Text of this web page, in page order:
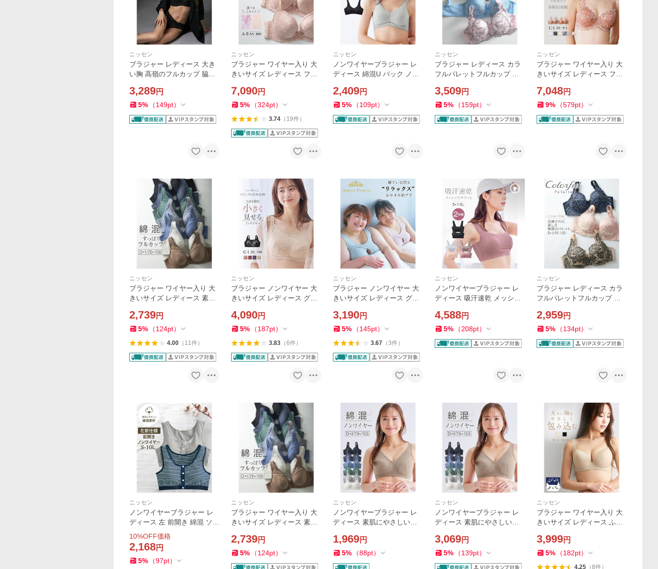
ニッセン
ブラジャー レディース 大き
い胸 高嶺のフルカップ 脇高
大きいサイズ インナー 女性 |
E85〜H80 | ニッセン nissen
3,289円
5% （149pt）
ニッセン
ブラジャー ワイヤー入り 大
きいサイズ レディース フラ
) B85〜E100 ニッセン nisse
n
7,090円
5% （324pt）
3.74（ 19件）
ニッセン
ノンワイヤーブラジャー レ
ディース 綿混U バック ノン
ー 大きいサイズ 女性 インナ
ー | 4L/5L/6L | ニッセン niss
2,409円
5% （109pt）
ニッセン
ブラジャー レディース カラ
フルパレットフルカップ レ
夏 秋 冬 大きいサイズ インナ
ー 女性 | B105/C105/D105 |
3,509円
5% （159pt）
ニッセン
ブラジャー ワイヤー入り 大
きいサイズ レディース フル
ンプ ) ニッセン nissen
7,048円
9% （579pt）
ニッセン
ブラジャー ワイヤー入り 大
きいサイズ レディース 素肌
G70〜H80 ニッセン nissen
2,739円
5% （124pt）
4.00（ 11件）
ニッセン
ブラジャー ノンワイヤー 大
きいサイズ レディース グラ
ノンワイヤー ( トリンプ ) C8
5〜F100 ニッセン nissen
4,090円
5% （187pt）
3.83（6件）
ニッセン
ブラジャー ノンワイヤー 大
きいサイズ レディース グラ
め ナイトブラ 3L〜10L ニッ
セン nissen
3,190円
5% （145pt）
3.67（3件）
ニッセン
ノンワイヤーブラジャー レ
ディース 吸汗速乾 メッシュ
レッチ ゴム仕様シームレス
ハーフトップ 2枚組 春 夏 秋
4,588円
5% （208pt）
ニッセン
ブラジャー レディース カラ
フルパレットフルカップ 大
冬 大きいサイズ インナー
2,959円
5% （134pt）
ニッセン
ノンワイヤーブラジャー レ
ディース 左 前開き 綿混 ソフ
トカップ付 ハーフトップ 大
きいサイズ ノンワイヤー ブ
ラジャー 女性 | 4L/5L/6L | ニ
ッセン nissen
10%OFF価格
2,168円
5% （97pt）
ニッセン
ブラジャー ワイヤー入り 大
きいサイズ レディース 素肌
70/I75/I80 ニッセン nissen
2,739円
5% （124pt）
ニッセン
ノンワイヤーブラジャー レ
ディース 素肌にやさしい綿
ブラジャー 春 夏 秋 冬 大き
いサイズ | D85〜F80 | ニッ
1,969円
5% （88pt）
ニッセン
ノンワイヤーブラジャー レ
ディース 素肌にやさしい綿
ブラジャー 春 夏 秋 冬 大き
いサイズ | G85〜I100 | ニッ
3,069円
5% （139pt）
ニッセン
ブラジャー ワイヤー入り 大
きいサイズ レディース ふに
リタイプ E85〜G80 ニッセ
ン nissen
3,999円
5% （182pt）
4.25（8件）